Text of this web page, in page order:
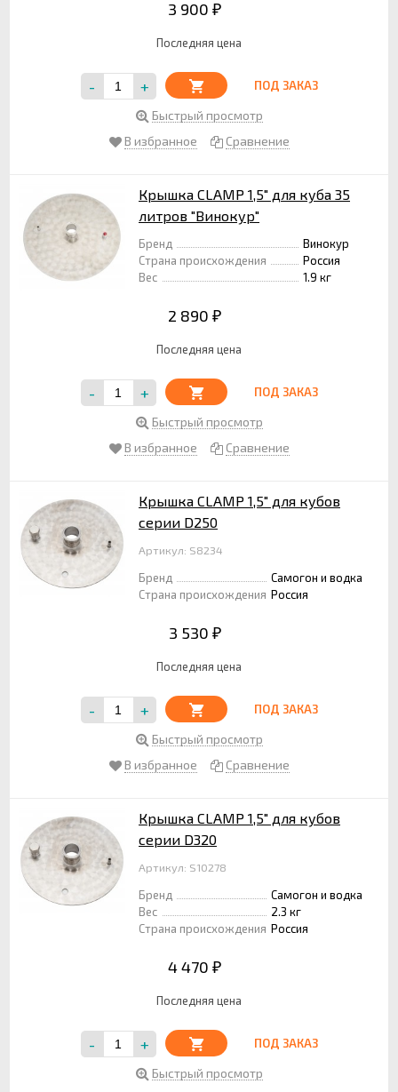
3 900 ₽
Последняя цена
- + ПОД ЗАКАЗ
Быстрый просмотр
В избранное
Сравнение
Крышка CLAMP 1,5" для куба 35
литров "Винокур"
Бренд
Винокур
Страна происхождения
Россия
Вес
1.9 кг
2 890 ₽
Последняя цена
- + ПОД ЗАКАЗ
Быстрый просмотр
В избранное
Сравнение
Крышка CLAMP 1,5" для кубов
серии D250
Артикул: S8234
Бренд
Самогон и водка
Страна происхождения Россия
3 530 ₽
Последняя цена
- + ПОД ЗАКАЗ
Быстрый просмотр
В избранное
Сравнение
Крышка CLAMP 1,5" для кубов
серии D320
Артикул: S10278
Бренд
Самогон и водка
Вес
2.3 кг
Страна происхождения Россия
4 470 ₽
Последняя цена
- + ПОД ЗАКАЗ
Быстрый просмотр